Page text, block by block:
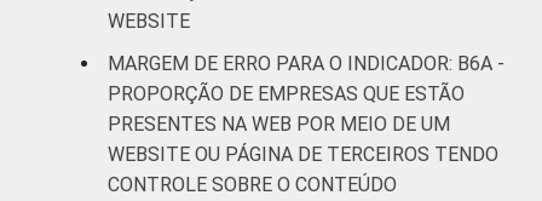
¹ Base: 4337 empresas que declararam
possuir website, com 10 ou mais pessoas
ocupadas, que constituem os seguintes
segmentos da CNAE 2.0 (C, F, G, H, I, J, L, M,
WEBSITE
MARGEM DE ERRO PARA O INDICADOR: B6A -
PROPORÇÃO DE EMPRESAS QUE ESTÃO
PRESENTES NA WEB POR MEIO DE UM
WEBSITE OU PÁGINA DE TERCEIROS TENDO
CONTROLE SOBRE O CONTEÚDO